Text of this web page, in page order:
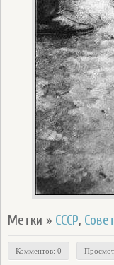
Метки » СССР,
Комментов: 0